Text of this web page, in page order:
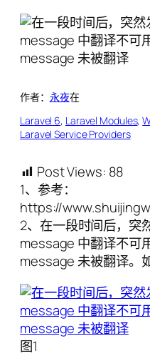
作者： 永夜在
Laravel 6, Laravel Modules,
Laravel Service Providers
Post Views: 88
1、参考：
https://
2、在一段时间后，突
message 中翻译不可
message 未被翻译。
图1